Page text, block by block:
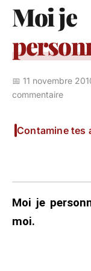
Moi je
📅 11 novembre
commentaire
Contamine tes
Moi je
moi.